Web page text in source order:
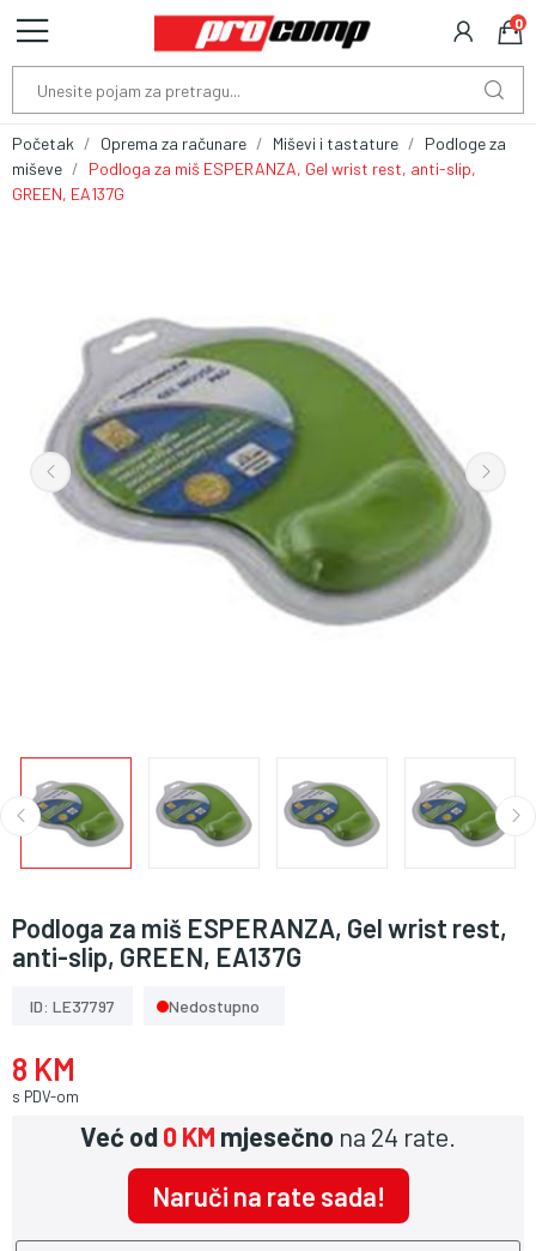
0
Početak Oprema za računare Miševi i tastature
Podloge za
miševe
Podloga za miš ESPERANZA, Gel wrist rest, anti-slip,
GREEN, EA137G
Podloga za miš ESPERANZA, Gel wrist rest,
anti-slip, GREEN, EA137G
ID: LE37797 Nedostupno
8 KM
s PDV-om
Već od0 KM mjesečno na 24 rate.
Naruči na rate sada!